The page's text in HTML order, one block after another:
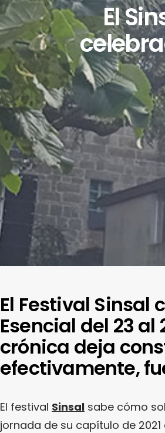
El
El Festival Sinsal
Esencial del 23
crónica deja
efectivamente,
El festival Sinsal sabe cómo
jornada de su capítulo de